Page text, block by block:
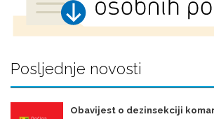
Posljednje novosti
Obavijest o dezinsekciji